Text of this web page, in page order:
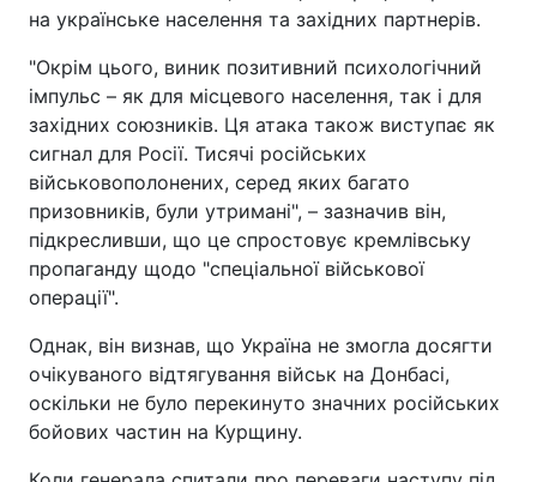
на українське населення та західних партнерів.
"Окрім цього, виник позитивний психологічний
імпульс – як для місцевого населення, так і для
західних союзників. Ця атака також виступає як
сигнал для Росії. Тисячі російських
військовополонених, серед яких багато
призовників, були утримані", – зазначив він,
підкресливши, що це спростовує кремлівську
пропаганду щодо "спеціальної військової
операції".
Однак, він визнав, що Україна не змогла досягти
очікуваного відтягування військ на Донбасі,
оскільки не було перекинуто значних російських
бойових частин на Курщину.